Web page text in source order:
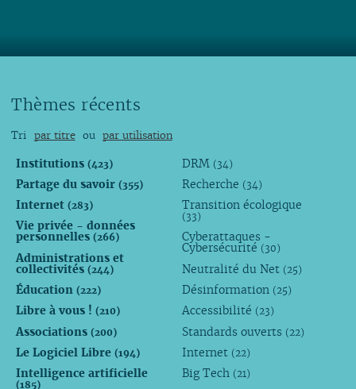
Thèmes récents
Tri par titre ou par utilisation
Institutions (423)
Partage du savoir (355)
Internet (283)
Vie privée - données
personnelles (266)
Administrations et
collectivités (244)
Éducation (222)
Libre à vous ! (210)
Associations (200)
Le Logiciel Libre (194)
Intelligence artificielle
(185)
DRM (34)
Recherche (34)
Transition écologique
(33)
Cyberattaques -
Cybersécurité (30)
Neutralité du Net (25)
Désinformation (25)
Accessibilité (23)
Standards ouverts (22)
Internet (22)
Big Tech (21)